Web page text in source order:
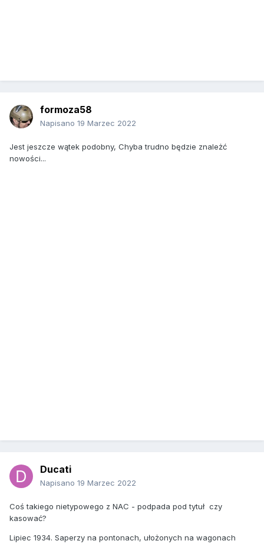
formoza58
Napisano 19 Marzec 2022
Jest jeszcze wątek podobny, Chyba trudno będzie znależć
nowości...
Ducati
Napisano 19 Marzec 2022
Coś takiego nietypowego z NAC - podpada pod tytuł czy
kasować?
Lipiec 1934. Saperzy na pontonach, ułożonych na wagonach